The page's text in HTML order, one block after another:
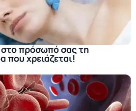
στο πρόσωπό σας τη
που χρειάζεται!